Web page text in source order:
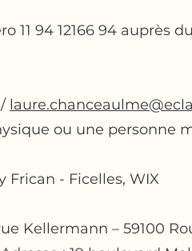
11 94 12166 94 auprès
ou une personne
Frican - Ficelles, WIX
Kellermann – 59100